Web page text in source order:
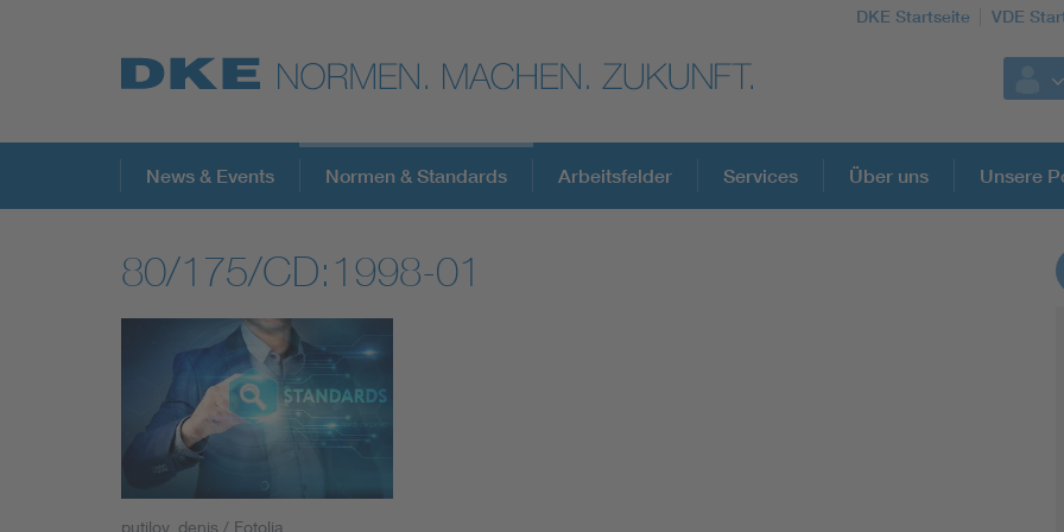
DKE Startseite VDE
Top-Themen
VDE Fokusthemen
Digital Security
Energy
DKE Fachinformationen im Kontext der
News & Events Normen & Standards Arbeitsfelder Services Über uns Unsere
80/175/CD:1998-01
putilov_denis / Fotolia